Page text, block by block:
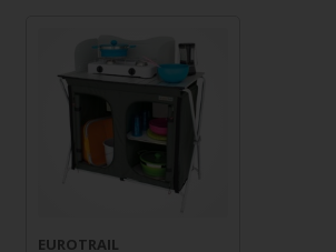
EUROTRAIL